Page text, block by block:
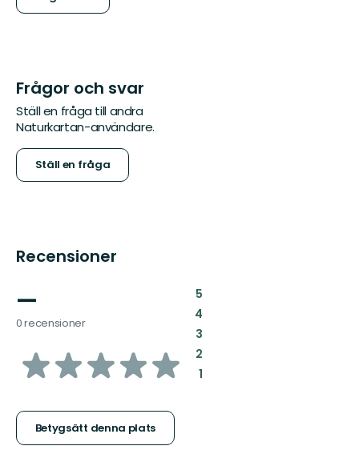
Frågor och svar
Ställ en fråga till andra
Naturkartan-användare.
Ställ en fråga
Recensioner
—
0 recensioner
av
stjärnor
Betygsätt denna plats
5:
4:
3:
2:
1: